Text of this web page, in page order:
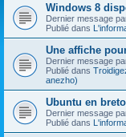
Windows 8
Dernier message
Publié dans
Une affiche
Dernier message
Publié dans
anezho)
Ubuntu en
Dernier message
Publié dans